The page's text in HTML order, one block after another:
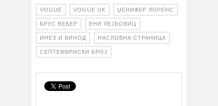
VOGUE VOGUE UK ЏЕНИФЕР ЛОРЕНС
БРУС ВЕБЕР ЕНИ ЛЕЈБОВИЦ
ИНЕЗ И ВИНОД НАСЛОВНА СТРАНИЦА
СЕПТЕМВРИСКИ БРОЈ